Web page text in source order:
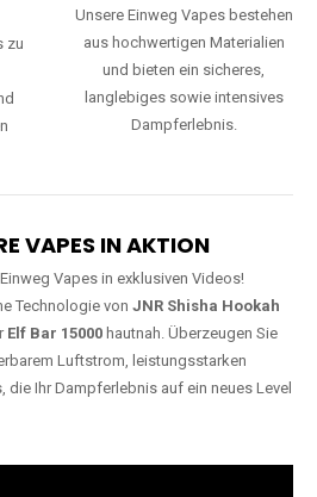
zu
Unsere Einweg Vapes bestehen
aus hochwertigen Materialien
und bieten ein sicheres,
langlebiges sowie intensives
Dampferlebnis.
VAPES IN AKTION
Vapes in exklusiven Videos!
Technologie von JNR Shisha Hookah
Elf Bar 15000 hautnah. Überzeugen Sie
Luftstrom, leistungsstarken
die Ihr Dampferlebnis auf ein neues Level